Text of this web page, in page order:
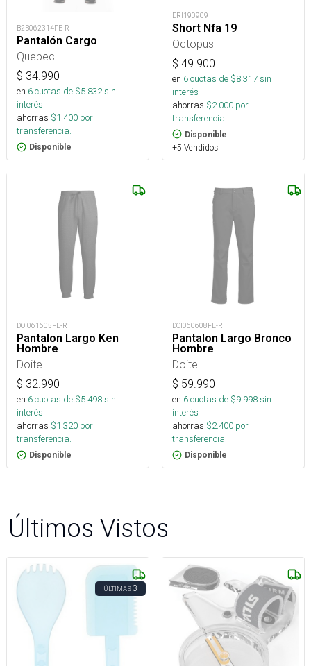
B2B062314FE-R
Pantalón Cargo
Quebec
$ 34.990
en 6cuotas de $5.832sin
interés
ahorras $1.400 por
transferencia.
Disponible
ERI190909
Short Nfa 19
Octopus
$ 49.900
en 6cuotas de $8.317sin
interés
ahorras $2.000 por
transferencia.
Disponible
+5 Vendidos
DOI061605FE-R
Pantalon Largo Ken
Hombre
Doite
$ 32.990
en 6cuotas de $5.498sin
interés
ahorras $1.320 por
transferencia.
Disponible
DOI060608FE-R
Pantalon Largo Bronco
Hombre
Doite
$ 59.990
en 6cuotas de $9.998sin
interés
ahorras $2.400 por
transferencia.
Disponible
Últimos Vistos
ÚLTIMAS3